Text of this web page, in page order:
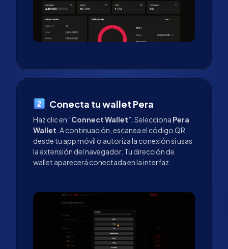
Conecta tu wallet Pera
Haz clic en “Connect Wallet”. Selecciona Pera
Wallet . A continuación, escanea el código QR
desde tu app móvil o autoriza la conexión si usas
la extensión del navegador. Tu dirección de
wallet aparecerá conectada en la interfaz.